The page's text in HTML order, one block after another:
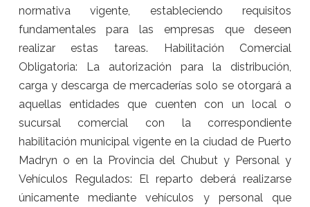
normativa vigente, estableciendo requisitos
fundamentales para las empresas que deseen
realizar estas tareas. Habilitación Comercial
Obligatoria: La autorización para la distribución,
carga y descarga de mercaderías solo se otorgará a
aquellas entidades que cuenten con un local o
sucursal comercial con la correspondiente
habilitación municipal vigente en la ciudad de Puerto
Madryn o en la Provincia del Chubut y Personal y
Vehículos Regulados: El reparto deberá realizarse
únicamente mediante vehículos y personal que